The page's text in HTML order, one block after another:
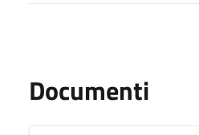
Documenti